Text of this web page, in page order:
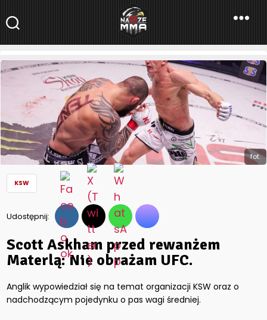
NaszeMMA
NaszeMMA.pl»Aktualności»Polskie MMA»KSW»Scott Askham
przed rewanżem Materlą: Nie obrażam UFC.
fot.
KSW
Udostępnij:
Scott Askham przed rewanżem
Materlą: Nie obrażam UFC.
Anglik wypowiedział się na temat organizacji KSW oraz o
nadchodzącym pojedynku o pas wagi średniej.